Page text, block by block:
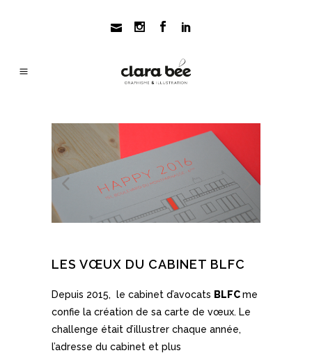
LES VŒUX DU CABINET BLFC
Depuis 2015, le cabinet d’avocats BLFCme
confie la création de sa carte de vœux. Le
challenge était d’illustrer chaque année,
l’adresse du cabinet et plus